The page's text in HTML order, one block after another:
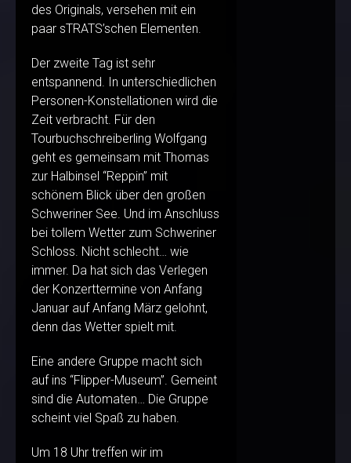
des Originals, versehen mit ein
paar sTRATS’schen Elementen.
Der zweite Tag ist sehr
entspannend. In unterschiedlichen
Personen-Konstellationen wird die
Zeit verbracht. Für den
Tourbuchschreiberling Wolfgang
geht es gemeinsam mit Thomas
zur Halbinsel “Reppin” mit
schönem Blick über den großen
Schweriner See. Und im Anschluss
bei tollem Wetter zum Schweriner
Schloss. Nicht schlecht… wie
immer. Da hat sich das Verlegen
der Konzerttermine von Anfang
Januar auf Anfang März gelohnt,
denn das Wetter spielt mit.
Eine andere Gruppe macht sich
auf ins “Flipper-Museum”. Gemeint
sind die Automaten… Die Gruppe
scheint viel Spaß zu haben.
Um 18 Uhr treffen wir im